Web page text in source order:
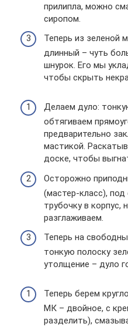
прилипла, можно
сиропом.
Теперь из зеленой
длинный – чуть
шнурок. Его мы
чтобы скрыть
Делаем дуло:
обтягиваем
предварительно
мастикой.
доске, чтобы
Осторожно
(мастер-класс),
трубочку в корпус,
разглаживаем.
Теперь на
тонкую полоску
утолщение – дуло
Теперь берем
МК – двойное, с
разделить),